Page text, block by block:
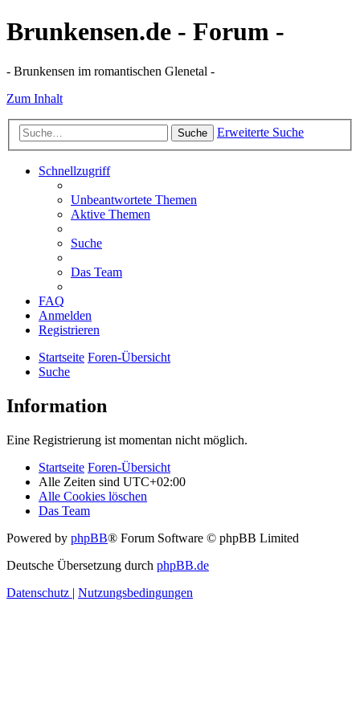
Brunkensen.de - Forum -
- Brunkensen im romantischen Glenetal -
Zum Inhalt
Suche Erweiterte Suche
Schnellzugriff
Unbeantwortete Themen
Aktive Themen
Suche
Das Team
FAQ
Anmelden
Registrieren
Startseite Foren-Übersicht
Suche
Information
Eine Registrierung ist momentan nicht möglich.
Startseite Foren-Übersicht
Alle Zeiten sind UTC+02:00
Alle Cookies löschen
Das Team
Powered by phpBB® Forum Software © phpBB Limited
Deutsche Übersetzung durch phpBB.de
Datenschutz | Nutzungsbedingungen